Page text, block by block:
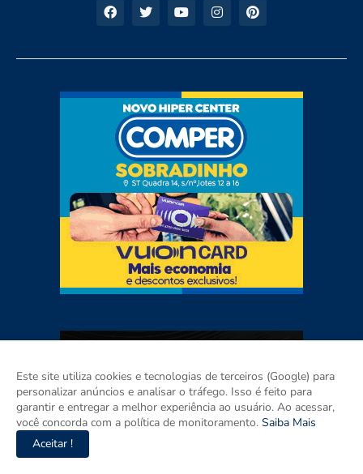
Este site utiliza cookies e tecnologias de terceiros (Google) para
personalizar anúncios e analisar o tráfego. Isso é feito para
garantir e entregar a melhor experiência ao usuário. Ao acessar,
você concorda com a política de monitoramento. Saiba Mais
Aceitar !